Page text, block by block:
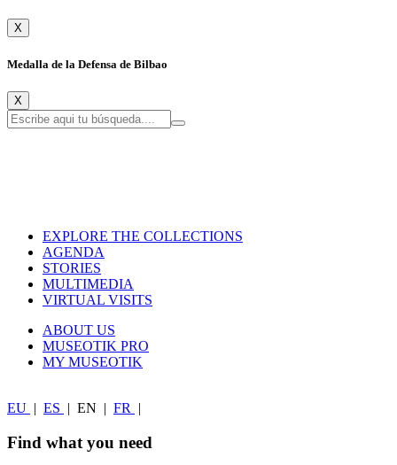
X
Medalla de la Defensa de Bilbao
X
EXPLORE THE COLLECTIONS
AGENDA
STORIES
MULTIMEDIA
VIRTUAL VISITS
ABOUT US
MUSEOTIK PRO
MY MUSEOTIK
EU ES EN FR
Find what you need